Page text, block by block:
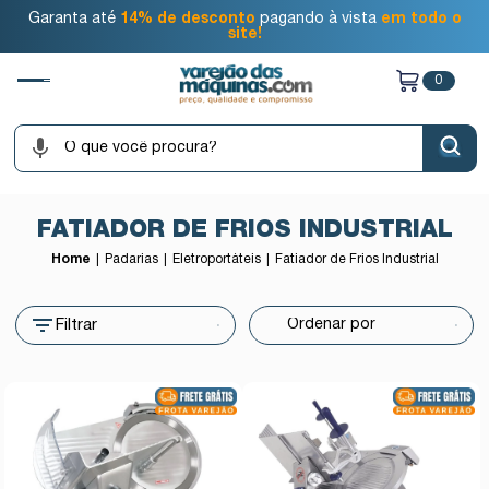
Garanta até 14% de desconto pagando à vista em todo o
site!
0
FATIADOR DE FRIOS INDUSTRIAL
Home Padarias Eletroportáteis Fatiador de Frios Industrial
Filtrar